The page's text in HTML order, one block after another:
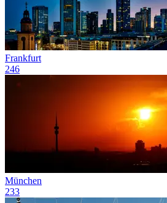
Frankfurt
246
München
233